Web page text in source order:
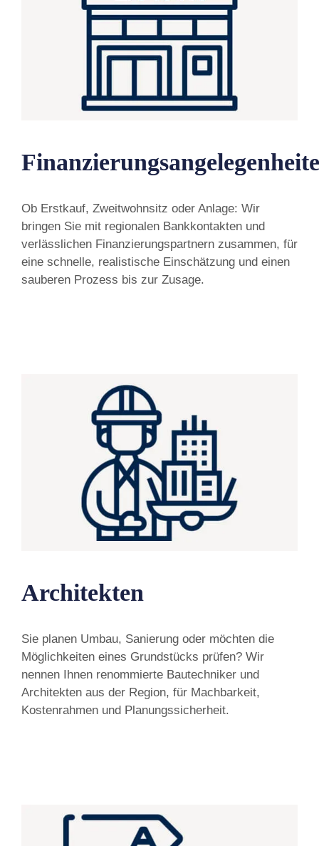
Ob Erstkauf, Zweitwohnsitz oder Anlage: Wir
bringen Sie mit regionalen Bankkontakten und
verlässlichen Finanzierungspartnern zusammen, für
eine schnelle, realistische Einschätzung und einen
sauberen Prozess bis zur Zusage.
Architekten
Sie planen Umbau, Sanierung oder möchten die
Möglichkeiten eines Grundstücks prüfen? Wir
nennen Ihnen renommierte Bautechniker und
Architekten aus der Region, für Machbarkeit,
Kostenrahmen und Planungssicherheit.